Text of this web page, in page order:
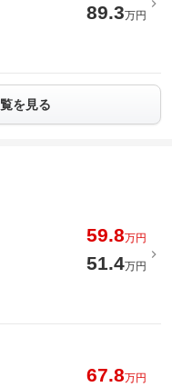
89.3万円
を見る
59.8万円
51.4万円
67.8万円